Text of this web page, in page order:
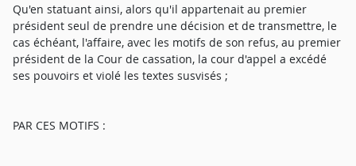
Qu'en statuant ainsi, alors qu'il appartenait au premier
président seul de prendre une décision et de transmettre, le
cas échéant, l'affaire, avec les motifs de son refus, au premier
président de la Cour de cassation, la cour d'appel a excédé
ses pouvoirs et violé les textes susvisés ;
PAR CES MOTIFS :